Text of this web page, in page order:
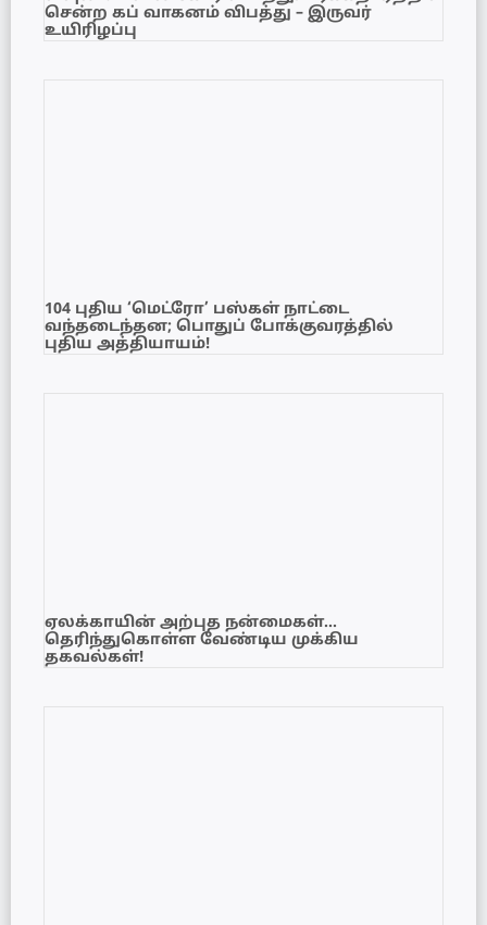
சென்ற கப் வாகனம் விபத்து – இருவர்
உயிரிழப்பு
104 புதிய ‘மெட்ரோ’ பஸ்கள் நாட்டை
வந்தடைந்தன; பொதுப் போக்குவரத்தில்
புதிய அத்தியாயம்!
ஏலக்காயின் அற்புத நன்மைகள்…
தெரிந்துகொள்ள வேண்டிய முக்கிய
தகவல்கள்!